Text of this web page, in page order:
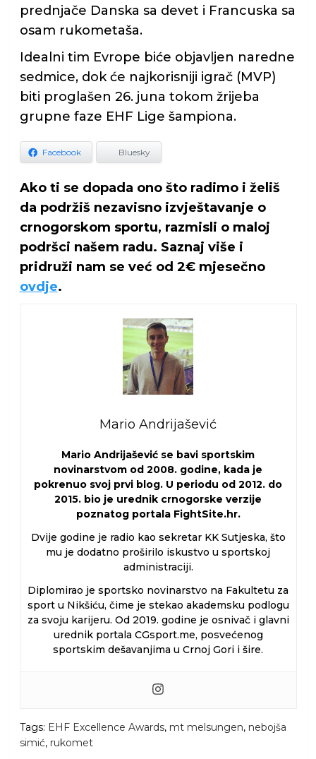
prednjače Danska sa devet i Francuska sa
osam rukometaša.
Idealni tim Evrope biće objavljen naredne
sedmice, dok će najkorisniji igrač (MVP)
biti proglašen 26. juna tokom žrijeba
grupne faze EHF Lige šampiona.
Facebook Bluesky
Ako ti se dopada ono što radimo i želiš
da podržiš nezavisno izvještavanje o
crnogorskom sportu, razmisli o maloj
podršci našem radu. Saznaj više i
pridruži nam se već od 2€ mjesečno
ovdje.
Mario Andrijašević
Mario Andrijašević se bavi sportskim
novinarstvom od 2008. godine, kada je
pokrenuo svoj prvi blog. U periodu od 2012. do
2015. bio je urednik crnogorske verzije
poznatog portala FightSite.hr.
Dvije godine je radio kao sekretar KK Sutjeska, što
mu je dodatno proširilo iskustvo u sportskoj
administraciji.
Diplomirao je sportsko novinarstvo na Fakultetu za
sport u Nikšiću, čime je stekao akademsku podlogu
za svoju karijeru. Od 2019. godine je osnivač i glavni
urednik portala CGsport.me, posvećenog
sportskim dešavanjima u Crnoj Gori i šire.
Tags: EHF Excellence Awards, mt melsungen, nebojša
simić, rukomet